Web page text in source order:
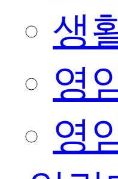
생
영
영